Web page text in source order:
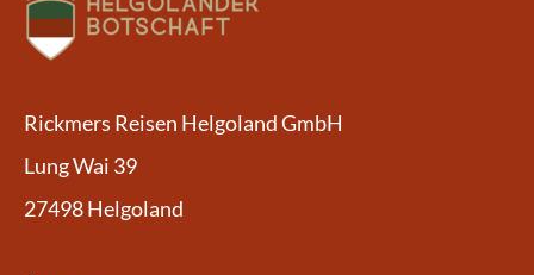
Rickmers Reisen Helgoland GmbH
Lung Wai 39
27498 Helgoland